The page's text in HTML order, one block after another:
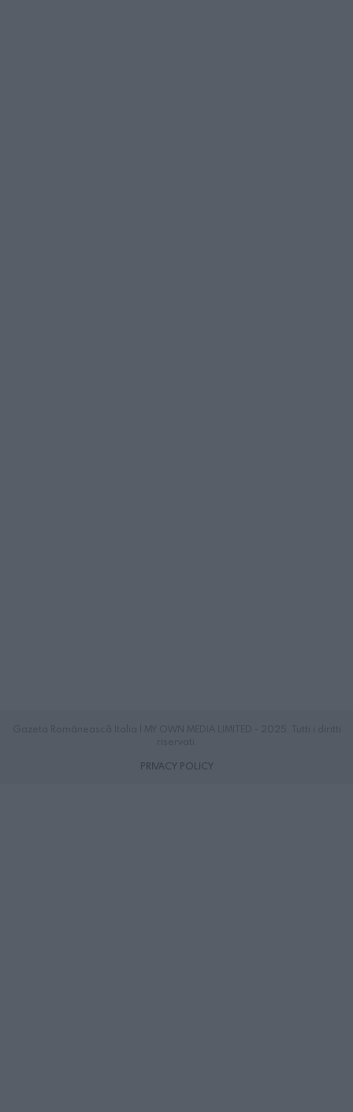
PRIVACY POLICY